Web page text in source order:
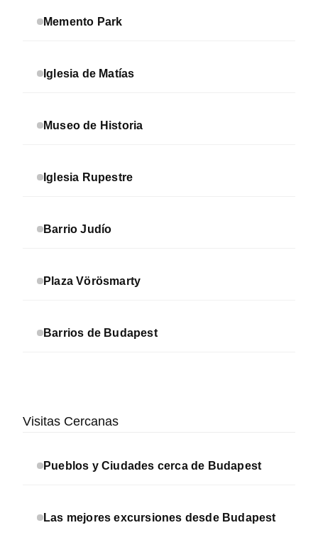
Memento Park
Iglesia de Matías
Museo de Historia
Iglesia Rupestre
Barrio Judío
Plaza Vörösmarty
Barrios de Budapest
Visitas Cercanas
Pueblos y Ciudades cerca de Budapest
Las mejores excursiones desde Budapest